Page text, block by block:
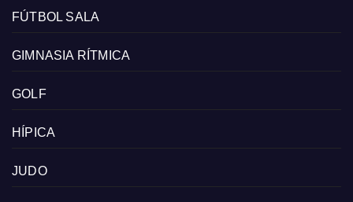
FÚTBOL SALA
GIMNASIA RÍTMICA
GOLF
HÍPICA
JUDO